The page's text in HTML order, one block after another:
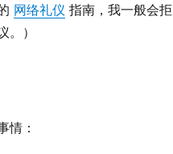
网络礼仪 指南，我一般会拒
）
情：